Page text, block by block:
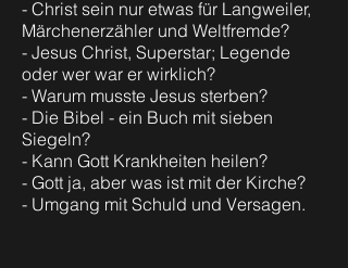
- Christ sein nur etwas für Langweiler,
Märchenerzähler und Weltfremde?
- Jesus Christ, Superstar; Legende
oder wer war er wirklich?
- Warum musste Jesus sterben?
- Die Bibel - ein Buch mit sieben
Siegeln?
- Kann Gott Krankheiten heilen?
- Gott ja, aber was ist mit der Kirche?
- Umgang mit Schuld und Versagen.